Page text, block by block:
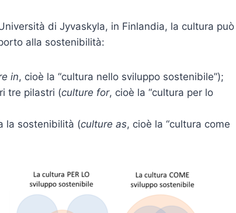
di Jyvaskyla, in Finlandia, la cultura può
alla sostenibilità:
in, cioè la “cultura nello sviluppo sostenibile”);
tre pilastri (culture for, cioè la “cultura per lo
la sostenibilità (culture as, cioè la “cultura come